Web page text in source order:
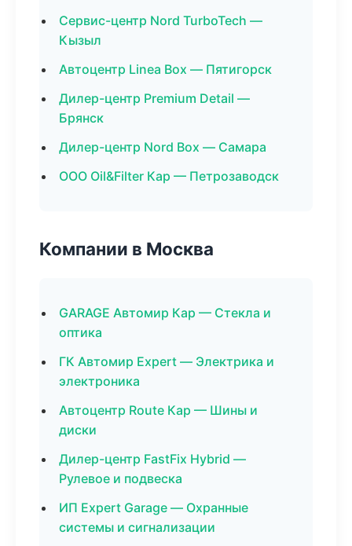
Сервис-центр Nord TurboTech —
Кызыл
Автоцентр Linea Box — Пятигорск
Дилер-центр Premium Detail —
Брянск
Дилер-центр Nord Box — Самара
ООО Oil&Filter Кар — Петрозаводск
Компании в Москва
GARAGE Автомир Кар — Стекла и
оптика
ГК Автомир Expert — Электрика и
электроника
Автоцентр Route Кар — Шины и
диски
Дилер-центр FastFix Hybrid —
Рулевое и подвеска
ИП Expert Garage — Охранные
системы и сигнализации